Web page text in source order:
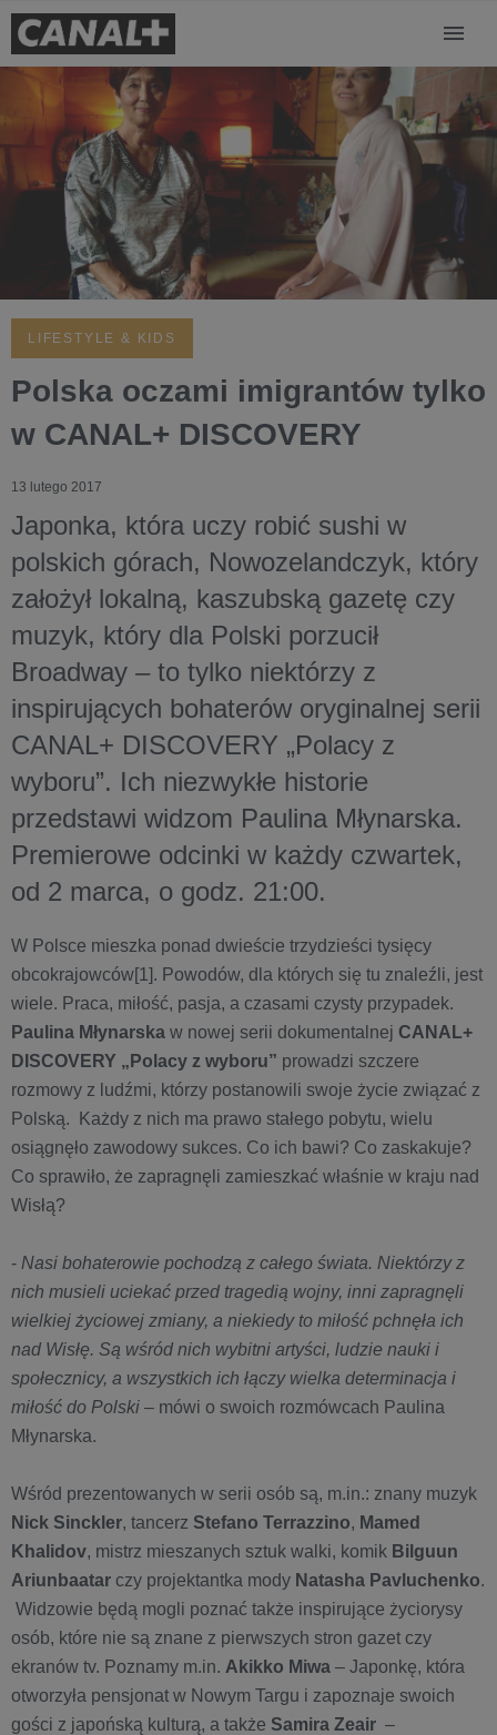
LIFESTYLE & KIDS
Polska oczami imigrantów tylko
w CANAL+ DISCOVERY
13 lutego 2017
Japonka, która uczy robić sushi w
polskich górach, Nowozelandczyk, który
założył lokalną, kaszubską gazetę czy
muzyk, który dla Polski porzucił
Broadway – to tylko niektórzy z
inspirujących bohaterów oryginalnej serii
CANAL+ DISCOVERY „Polacy z
wyboru”. Ich niezwykłe historie
przedstawi widzom Paulina Młynarska.
Premierowe odcinki w każdy czwartek,
od 2 marca, o godz. 21:00.
W Polsce mieszka ponad dwieście trzydzieści tysięcy
obcokrajowców[1]. Powodów, dla których się tu znaleźli, jest
wiele. Praca, miłość, pasja, a czasami czysty przypadek.
Paulina Młynarska w nowej serii dokumentalnej CANAL+
DISCOVERY „Polacy z wyboru” prowadzi szczere
rozmowy z ludźmi, którzy postanowili swoje życie związać z
Polską. Każdy z nich ma prawo stałego pobytu, wielu
osiągnęło zawodowy sukces. Co ich bawi? Co zaskakuje?
Co sprawiło, że zapragnęli zamieszkać właśnie w kraju nad
Wisłą?
- Nasi bohaterowie pochodzą z całego świata. Niektórzy z
nich musieli uciekać przed tragedią wojny, inni zapragnęli
wielkiej życiowej zmiany, a niekiedy to miłość pchnęła ich
nad Wisłę. Są wśród nich wybitni artyści, ludzie nauki i
społecznicy, a wszystkich ich łączy wielka determinacja i
miłość do Polski – mówi o swoich rozmówcach Paulina
Młynarska.
Wśród prezentowanych w serii osób są, m.in.: znany muzyk
Nick Sinckler, tancerz Stefano Terrazzino, Mamed
Khalidov, mistrz mieszanych sztuk walki, komik Bilguun
Ariunbaatar czy projektantka mody Natasha Pavluchenko.
Widzowie będą mogli poznać także inspirujące życiorysy
osób, które nie są znane z pierwszych stron gazet czy
ekranów tv. Poznamy m.in. Akikko Miwa – Japonkę, która
otworzyła pensjonat w Nowym Targu i zapoznaje swoich
gości z japońską kulturą, a także Samira Zeair –